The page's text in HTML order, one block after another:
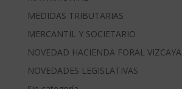
MEDIDAS TRIBUTARIAS
MERCANTIL Y SOCIETARIO
NOVEDAD HACIENDA FORAL VIZCAYA
NOVEDADES LEGISLATIVAS